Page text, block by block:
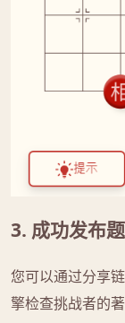
3. 成功发布
您可以通过分享
擎检查挑战者的著